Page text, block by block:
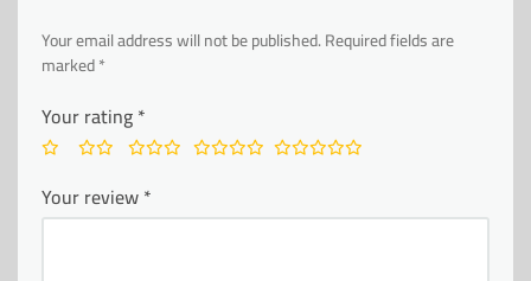
Your email address will not be published.Required fields are
marked*
Your rating*
Your review*